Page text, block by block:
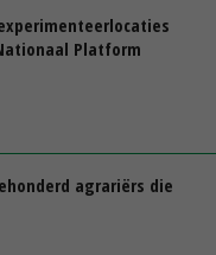
Platform
agrariërs die